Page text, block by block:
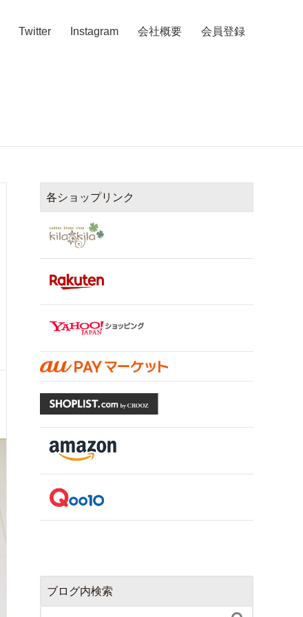
Twitter Instagram 会社概要 会員登録
各ショップリンク
ブログ内検索